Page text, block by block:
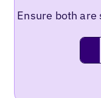
Ensure both